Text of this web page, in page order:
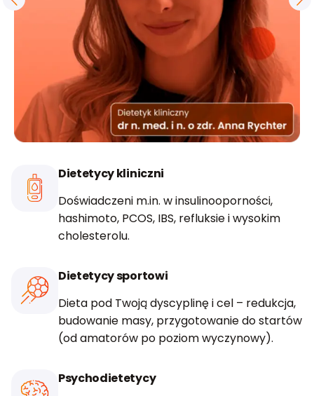
Dietetycy kliniczni
Doświadczeni m.in. w insulinooporności,
hashimoto, PCOS, IBS, refluksie i wysokim
cholesterolu.
Dietetycy sportowi
Dieta pod Twoją dyscyplinę i cel – redukcja,
budowanie masy, przygotowanie do startów
(od amatorów po poziom wyczynowy).
Psychodietetycy